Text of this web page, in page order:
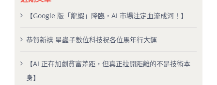
【Google 版「龍蝦」降臨，AI 市場注定血流成河！】
恭賀新禧 星蟲子數位科技祝各位馬年行大運
【AI 正在加劇貧富差距，但真正拉開距離的不是技術本
身】